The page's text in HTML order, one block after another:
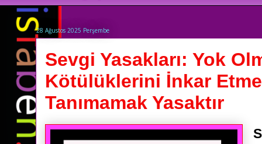
28 Ağustos 2025 Perşembe
Sevgi Yasakları: Yok
Kötülüklerini İnkar
Tanımamak Yasaktır